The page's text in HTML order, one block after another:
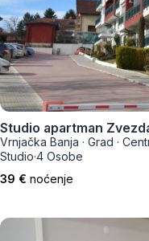
Studio apartman
Vrnjačka Banja · Grad ·
Studio·4 Osobe
39 € noćenje